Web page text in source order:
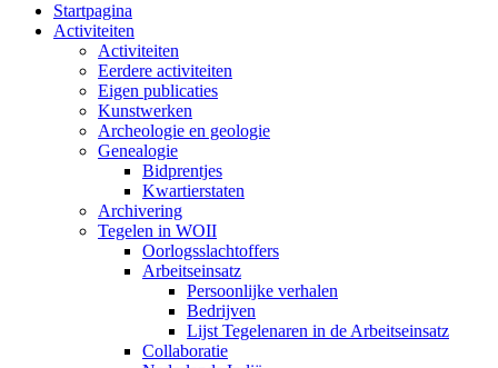
Startpagina
Activiteiten
Activiteiten
Eerdere activiteiten
Eigen publicaties
Kunstwerken
Archeologie en geologie
Genealogie
Bidprentjes
Kwartierstaten
Archivering
Tegelen in WOII
Oorlogsslachtoffers
Arbeitseinsatz
Persoonlijke verhalen
Bedrijven
Lijst Tegelenaren in de Arbeitseinsatz
Collaboratie